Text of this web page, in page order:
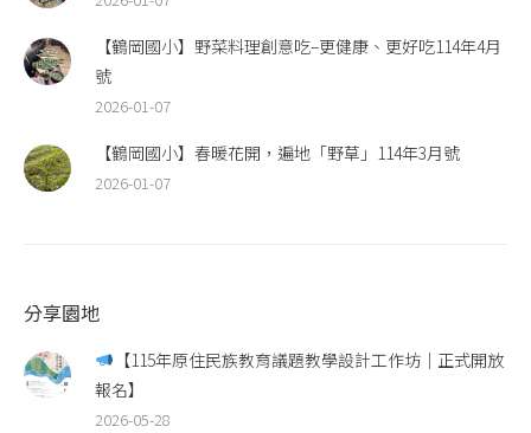
【鶴岡國小】野菜料理創意吃–更健康、更好吃114年4月
號
2026-01-07
【鶴岡國小】春暖花開，遍地「野草」114年3月號
2026-01-07
分享園地
【115年原住民族教育議題教學設計工作坊｜正式開放
報名】
2026-05-28